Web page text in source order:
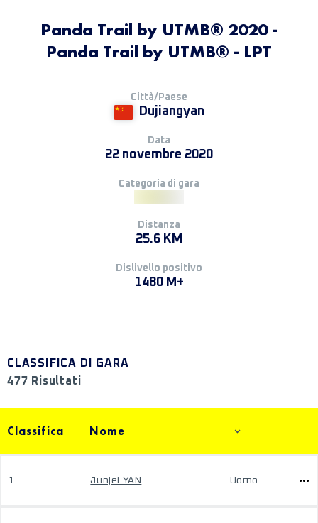
Panda Trail by UTMB® 2020 -
Panda Trail by UTMB® - LPT
Città/Paese
Dujiangyan
Data
22 novembre 2020
Categoria di gara
Distanza
25.6 KM
Dislivello positivo
1480 M+
CLASSIFICA DI GARA
477 Risultati
Classifica Nome
1 Junjei YAN Uomo